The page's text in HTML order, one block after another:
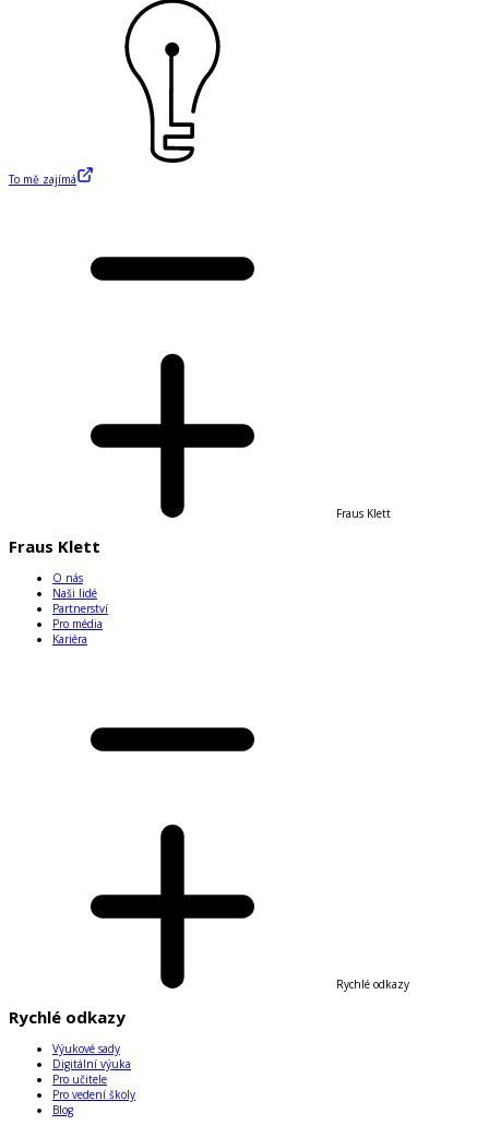
To mě zajímá
Fraus Klett
Fraus Klett
O nás
Naši lidé
Partnerství
Pro média
Kariéra
Rychlé odkazy
Rychlé odkazy
Výukové sady
Digitální výuka
Pro učitele
Pro vedení školy
Blog